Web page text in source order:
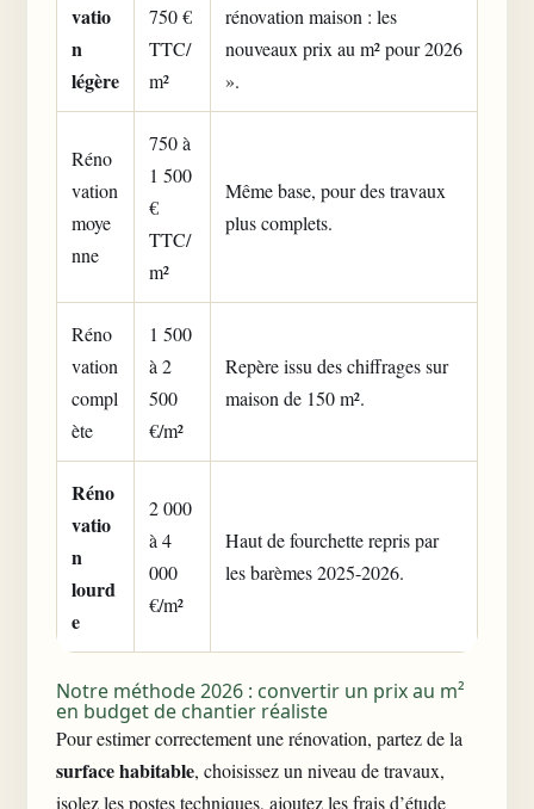
vatio
n
légère
750 €
TTC/
m²
rénovation maison : les
nouveaux prix au m² pour 2026
».
Réno
vation
moye
nne
750 à
1 500
€
TTC/
m²
Même base, pour des travaux
plus complets.
Réno
vation
compl
ète
1 500
à 2
500
€/m²
Repère issu des chiffrages sur
maison de 150 m².
Réno
vatio
n
lourd
e
2 000
à 4
000
€/m²
Haut de fourchette repris par
les barèmes 2025-2026.
Notre méthode 2026 : convertir un prix au m²
en budget de chantier réaliste
Pour estimer correctement une rénovation, partez de la
surface habitable, choisissez un niveau de travaux,
isolez les postes techniques, ajoutez les frais d’étude